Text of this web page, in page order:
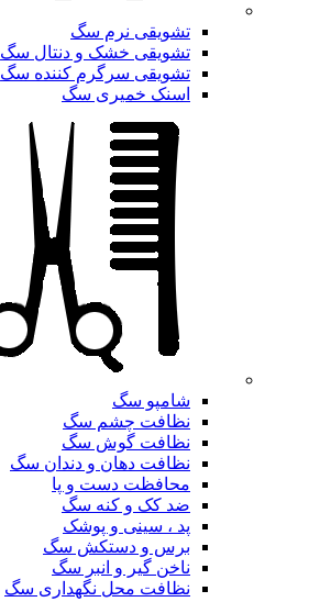
تشویقی نرم سگ
تشویقی خشک و دنتال سگ
تشویقی سرگرم کننده سگ
اسنک خمیری سگ
شامپو سگ
نظافت چشم سگ
نظافت گوش سگ
نظافت دهان و دندان سگ
محافظت دست و پا
ضد کک و کنه سگ
پد ، سینی و پوشک
برس و دستکش سگ
ناخن گیر و انبر سگ
نظافت محل نگهداری سگ